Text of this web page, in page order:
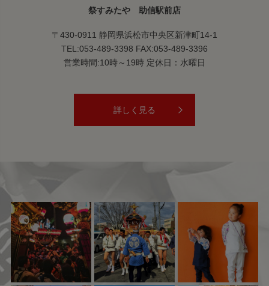
祭すみたや 助信駅前店
〒430-0911 静岡県浜松市中央区新津町14-1
TEL:053-489-3398 FAX:053-489-3396
営業時間:10時～19時 定休日：水曜日
詳しく見る